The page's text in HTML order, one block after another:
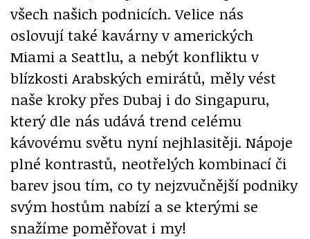
všech našich podnicích. Velice nás
oslovují také kavárny v amerických
Miami a Seattlu, a nebýt konfliktu v
blízkosti Arabských emirátů, měly vést
naše kroky přes Dubaj i do Singapuru,
který dle nás udává trend celému
kávovému světu nyní nejhlasitěji. Nápoje
plné kontrastů, neotřelých kombinací či
barev jsou tím, co ty nejzvučnější podniky
svým hostům nabízí a se kterými se
snažíme poměřovat i my!